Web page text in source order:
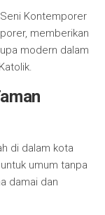
Kontemporer
memberikan
modern dalam
di dalam kota
umum tanpa
damai dan